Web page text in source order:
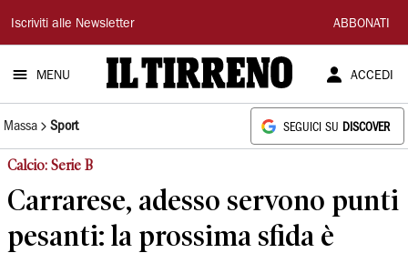
Il
Tirreno
Iscriviti alle Newsletter ABBONATI
MENU ACCEDI
Massa Sport SEGUICI SU DISCOVER
Calcio: Serie B
Carrarese, adesso servono punti
pesanti: la prossima sfida è